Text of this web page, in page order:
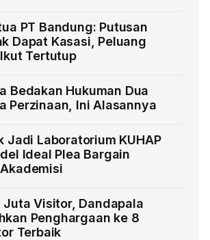
PT Bandung: Putusan
Dapat Kasasi, Peluang
Tertutup
Bedakan Hukuman Dua
Perzinaan, Ini Alasannya
Jadi Laboratorium KUHAP
Ideal Plea Bargain
Juta Visitor, Dandapala
Penghargaan ke 8
Terbaik